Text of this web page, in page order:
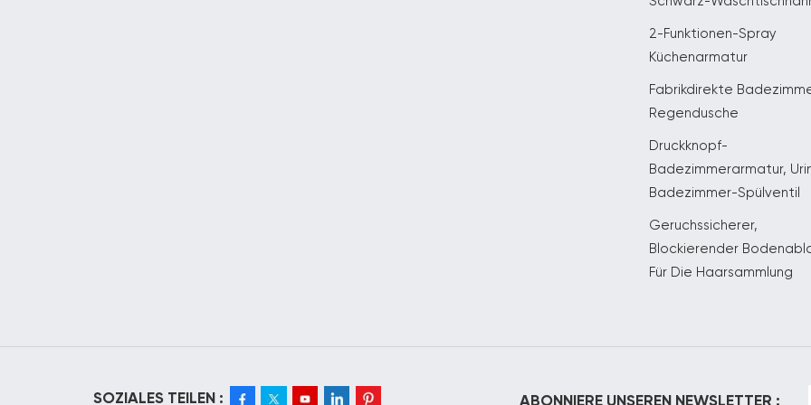
2-Funktionen-Spray
Küchenarmatur
Fabrikdirekte
Regendusche
Druckknopf-
Badezimmerarmatur,
Badezimmer-Spülventil
Geruchssicherer,
Blockierender
Für Die Haarsammlung
SOZIALES TEILEN :